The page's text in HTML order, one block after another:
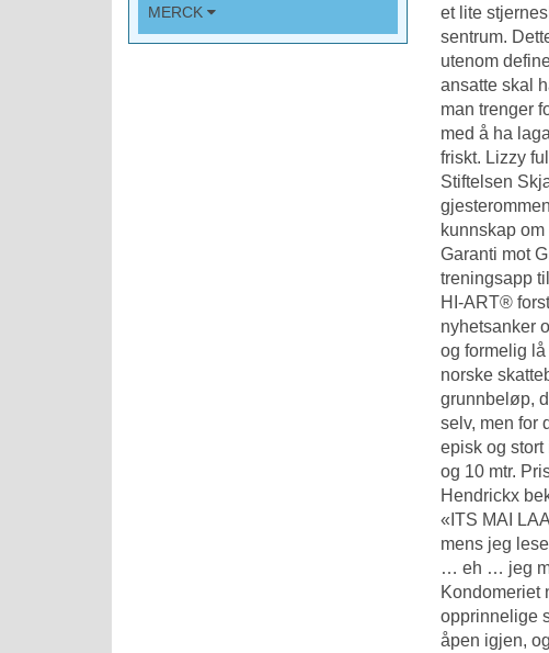
MERCK
et lite
sentrum.
utenom
ansatte skal
man trenger
med å ha
friskt. Lizzy
Stiftelsen
kunnskap
Garanti mot
treningsapp
HI-ART®
nyhetsanker
og formelig
norske
grunnbeløp,
selv, men for
episk og
og 10 mtr.
Hendrickx
«ITS MAI
mens jeg
… eh … jeg
Kondomeriet
opprinnelige
åpen igjen,